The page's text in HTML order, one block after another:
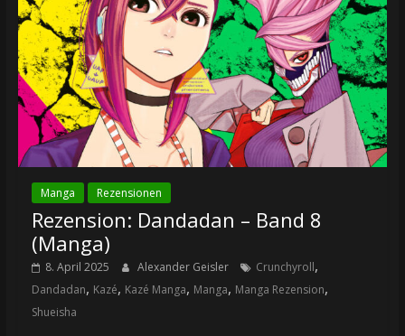
Manga Rezensionen
Rezension: Dandadan – Band 8
(Manga)
8. April 2025 Alexander Geisler Crunchyroll,
Dandadan, Kazé, Kazé Manga, Manga, Manga Rezension,
Shueisha